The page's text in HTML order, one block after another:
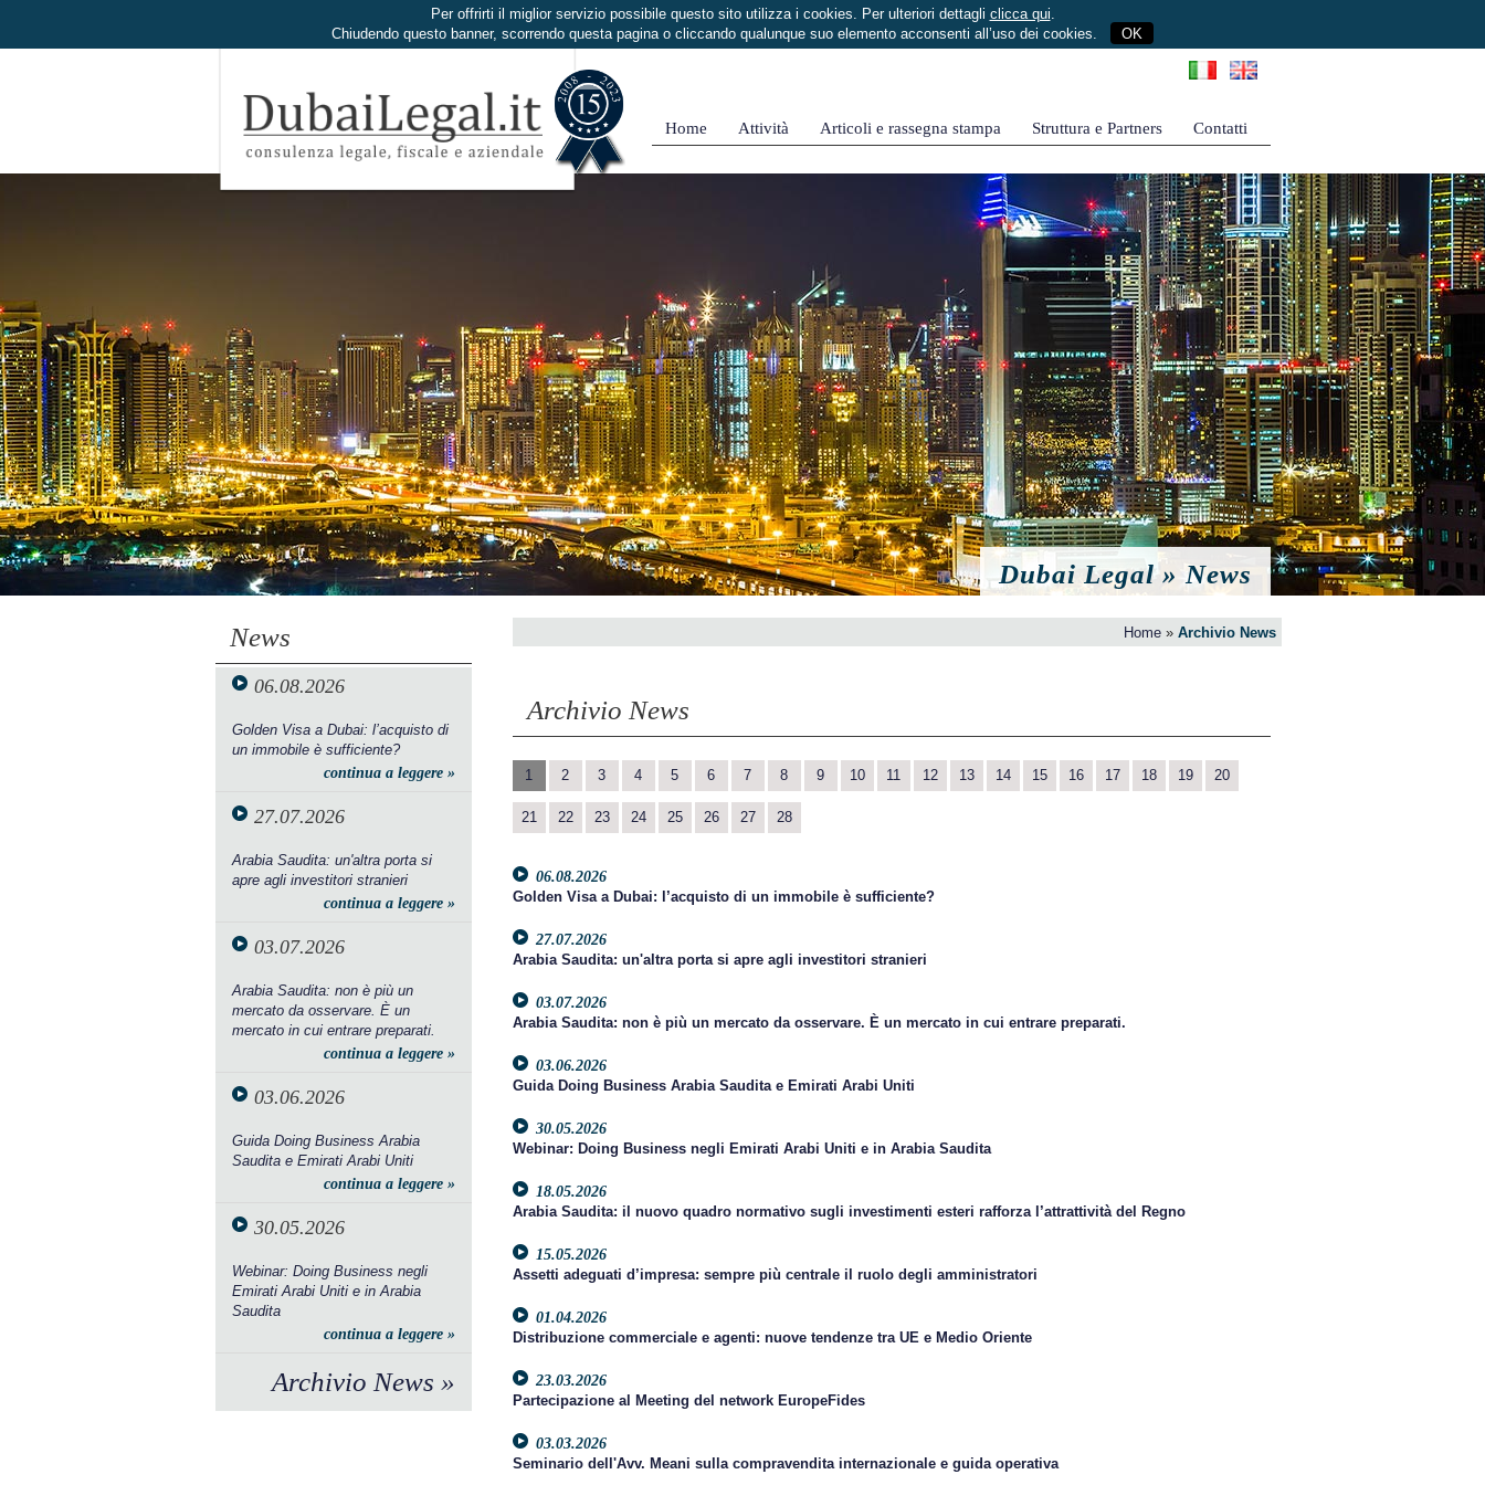
Per offrirti il miglior servizio possibile questo sito utilizza i cookies. Per ulteriori dettagli clicca qui.
Chiudendo questo banner, scorrendo questa pagina o cliccando qualunque suo elemento acconsenti all’uso dei cookies.
OK
Home Attività Articoli e rassegna stampa Struttura e Partners Contatti
Dubai Legal » News
News
06.08.2026
Golden Visa a Dubai: l’acquisto di
un immobile è sufficiente?
continua a leggere »
27.07.2026
Arabia Saudita: un'altra porta si
apre agli investitori stranieri
continua a leggere »
03.07.2026
Arabia Saudita: non è più un
mercato da osservare. È un
mercato in cui entrare preparati.
continua a leggere »
03.06.2026
Guida Doing Business Arabia
Saudita e Emirati Arabi Uniti
continua a leggere »
30.05.2026
Webinar: Doing Business negli
Emirati Arabi Uniti e in Arabia
Saudita
continua a leggere »
Archivio News »
Home» Archivio News
Archivio News
1 2 3 4 5 6 7 8 9 10 11 12 13 14 15 16 17 18 19 20
21 22 23 24 25 26 27 28
06.08.2026
Golden Visa a Dubai: l’acquisto di un immobile è sufficiente?
27.07.2026
Arabia Saudita: un'altra porta si apre agli investitori stranieri
03.07.2026
Arabia Saudita: non è più un mercato da osservare. È un mercato in cui entrare preparati.
03.06.2026
Guida Doing Business Arabia Saudita e Emirati Arabi Uniti
30.05.2026
Webinar: Doing Business negli Emirati Arabi Uniti e in Arabia Saudita
18.05.2026
Arabia Saudita: il nuovo quadro normativo sugli investimenti esteri rafforza l’attrattività del Regno
15.05.2026
Assetti adeguati d’impresa: sempre più centrale il ruolo degli amministratori
01.04.2026
Distribuzione commerciale e agenti: nuove tendenze tra UE e Medio Oriente
23.03.2026
Partecipazione al Meeting del network EuropeFides
03.03.2026
Seminario dell'Avv. Meani sulla compravendita internazionale e guida operativa